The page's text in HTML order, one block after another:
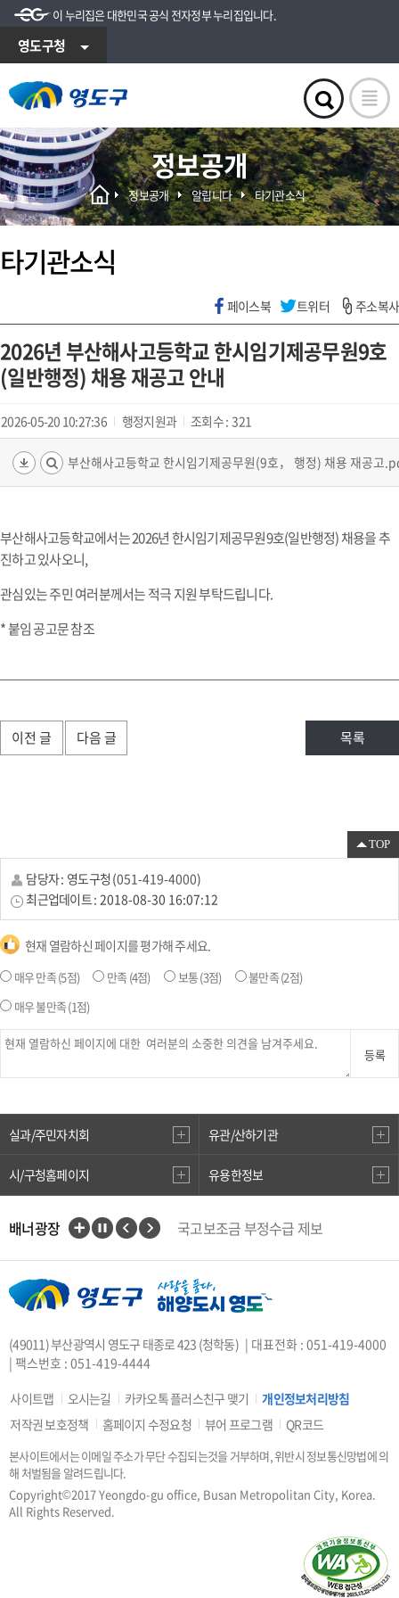
이 누리집은 대한민국 공식 전자정부 누리집입니다.
영도구청
정보공개
정보공개 알립니다 타기관소식
타기관소식
페이스북 트위터 주소복사
2026년 부산해사고등학교 한시임기제공무원9호
(일반행정) 채용 재공고 안내
2026-05-20 10:27:36 행정지원과 조회수 : 321
부산해사고등학교 한시임기제공무원(9호， 행정) 채용 재공고
부산해사고등학교에서는 2026년 한시임기제공무원9호(일반행정) 채용을 추
진하고 있사오니,
관심있는 주민 여러분께서는 적극 지원 부탁드립니다.
* 붙임 공고문 참조
이전 글 다음 글 목록
TOP
담당자 : 영도구청 (051-419-4000)
최근업데이트 : 2018-08-30 16:07:12
현재 열람하신 페이지를 평가해 주세요.
매우 만족(5점) 만족 (4점) 보통(3점) 불만족(2점)
매우 불만족(1점)
등록
실과/주민자치회 유관/산하기관
시/구청홈페이지 유용한정보
배너광장
국고보조금 부정수급 제보
지적측량바로처리센터
안전속도 5030
카카오톡 플러스친구
중앙부처 법령 유권해석
복지·보조금 부정 신고센터
지방소득세(특별징수분)신고·납부
행복출산 원스톱서비스
도로명주소안내
e-청소년
부산광역시청소년종합지원센터
승용차요일제
부산인재평생교육진흥원
(49011) 부산광역시 영도구 태종로 423 (청학동) | 대표전화 : 051-419-4000
| 팩스번호 : 051-419-4444
사이트맵 오시는길 카카오톡 플러스친구 맺기
개인정보처리방침
저작권 보호정책
홈페이지 수정요청 뷰어 프로그램 QR코드
본사이트에서는 이메일 주소가 무단 수집되는것을 거부하며, 위반시 정보통신망법에 의
해 처벌됨을 알려드립니다.
Copyright©2017 Yeongdo-gu office, Busan Metropolitan City, Korea.
All Rights Reserved.